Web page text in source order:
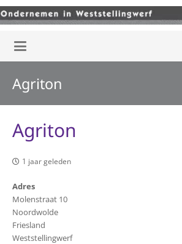
Agriton
Agriton
1 jaar geleden
Adres
Molenstraat 10
Noordwolde
Friesland
Weststellingwerf